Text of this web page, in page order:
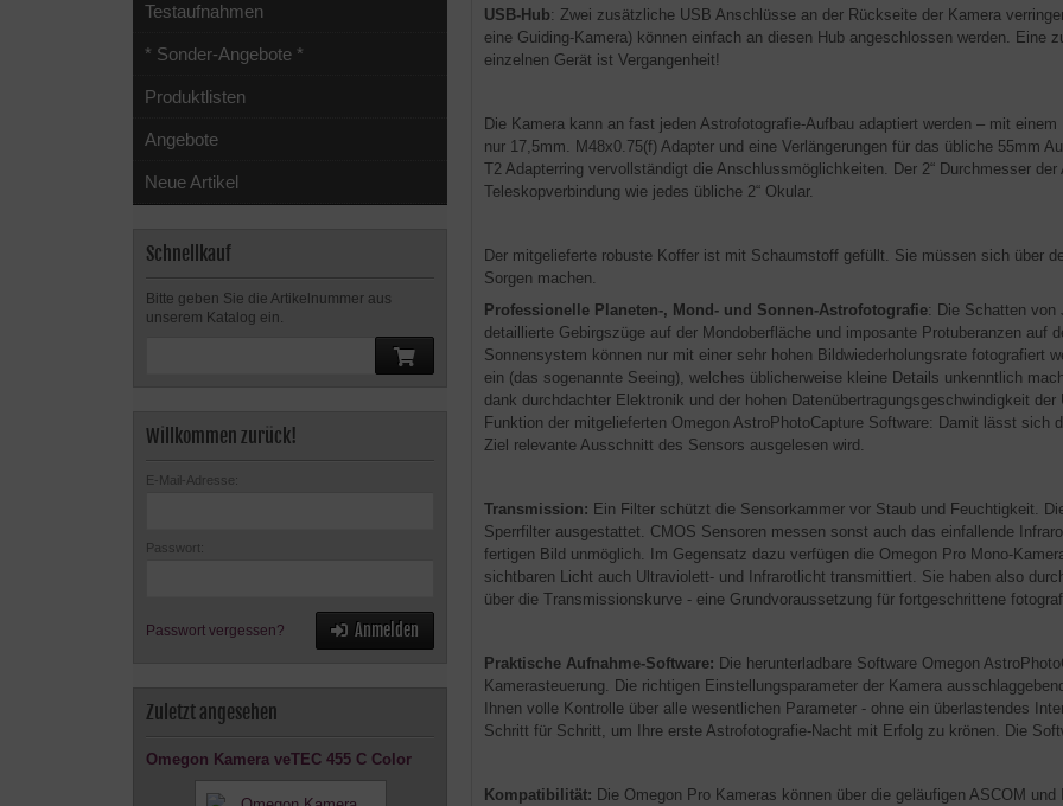
USB-Hub: Zwei zusätzliche USB Anschlüsse an der Rückseite der Kamera
eine Guiding-Kamera) können einfach an diesen Hub angeschlossen werden. Eine
einzelnen Gerät ist Vergangenheit!
Die Kamera kann an fast jeden Astrofotografie-Aufbau adaptiert werden – mit
nur 17,5mm. M48x0.75(f) Adapter und eine Verlängerungen für das übliche 55mm
T2 Adapterring vervollständigt die Anschlussmöglichkeiten. Der 2“ Durchmesser
Teleskopverbindung wie jedes übliche 2“ Okular.
Der mitgelieferte robuste Koffer ist mit Schaumstoff gefüllt. Sie müssen sich über
Sorgen machen.
Professionelle Planeten-, Mond- und Sonnen-Astrofotografie: Die Schatten von
detaillierte Gebirgszüge auf der Mondoberfläche und imposante Protuberanzen auf
Sonnensystem können nur mit einer sehr hohen Bildwiederholungsrate fotografiert
ein (das sogenannte Seeing), welches üblicherweise kleine Details unkenntlich
dank durchdachter Elektronik und der hohen Datenübertragungsgeschwindigkeit
Funktion der mitgelieferten Omegon AstroPhotoCapture Software: Damit lässt sich
Ziel relevante Ausschnitt des Sensors ausgelesen wird.
Transmission: Ein Filter schützt die Sensorkammer vor Staub und Feuchtigkeit.
Sperrfilter ausgestattet. CMOS Sensoren messen sonst auch das einfallende
fertigen Bild unmöglich. Im Gegensatz dazu verfügen die Omegon Pro Mono-
sichtbaren Licht auch Ultraviolett- und Infrarotlicht transmittiert. Sie haben also
über die Transmissionskurve - eine Grundvoraussetzung für fortgeschrittene
Praktische Aufnahme-Software: Die herunterladbare Software Omegon
Kamerasteuerung. Die richtigen Einstellungsparameter der Kamera
Ihnen volle Kontrolle über alle wesentlichen Parameter - ohne ein überlastendes
Schritt für Schritt, um Ihre erste Astrofotografie-Nacht mit Erfolg zu krönen. Die
Kompatibilität: Die Omegon Pro Kameras können über die geläufigen ASCOM
Testaufnahmen
* Sonder-Angebote *
Produktlisten
Angebote
Neue Artikel
Schnellkauf
Bitte geben Sie die Artikelnummer aus
unserem Katalog ein.
Willkommen zurück!
E-Mail-Adresse:
Passwort:
Passwort vergessen? Anmelden
Zuletzt angesehen
Omegon Kamera veTEC 455 C Color